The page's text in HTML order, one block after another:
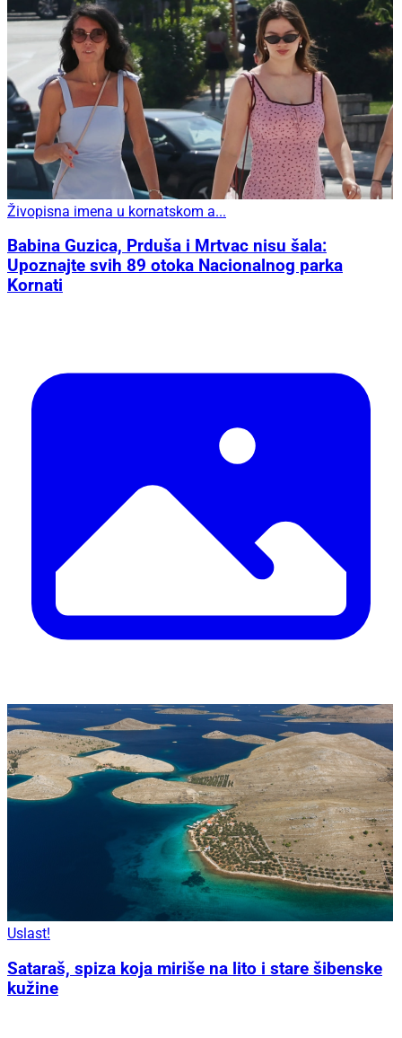
Živopisna imena u kornatskom a...
Babina Guzica, Prduša i Mrtvac nisu šala:
Upoznajte svih 89 otoka Nacionalnog parka
Kornati
Uslast!
Sataraš, spiza koja miriše na lito i stare šibenske
kužine